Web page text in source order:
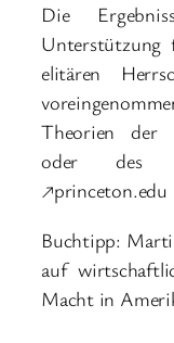
Die
elitären
Theorien der
oder des
↗princeton.edu
Buchtipp:
auf
Macht in